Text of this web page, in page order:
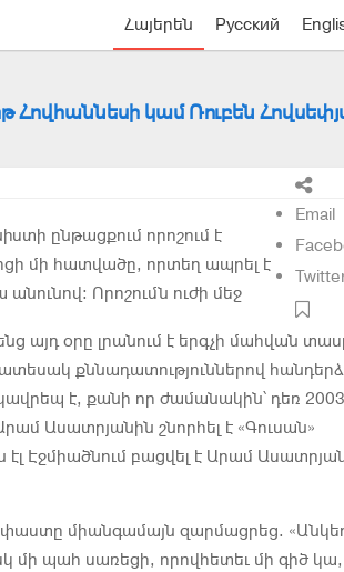
Հայերեն Русский
Հովհաննեսի կամ Ռուբեն
Email
ընթացքում որոշում է
մի հատվածը, որտեղ ապրել է
Որոշումն ուժի մեջ
այդ օրը լրանում է երգչի մահվան
քննադատություններով
է, քանի որ ժամանակին՝ դեռ
Ասատրյանին շնորհել է «Գուսան»
Էջմիածնում բացվել է Արամ
փաստը միանգամայն զարմացրեց.
մի պահ սառեցի, որովհետեւ մի գիծ կա,